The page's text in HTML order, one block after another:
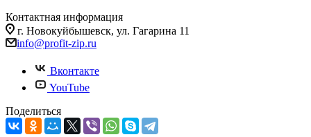
Контактная информация
г. Новокуйбышевск, ул. Гагарина 11
info@profit-zip.ru
Вконтакте
YouTube
Поделиться